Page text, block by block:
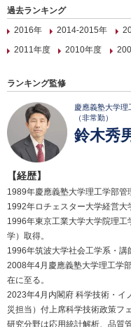
過去ランキング
2016年
2014-2015年
2011年度
2010年度
ランキング監修
慶應義塾大学理
（非常勤）
鈴木秀
【経歴】
1989年慶應義塾大学理工学部管
1992年ロチェスター大学経営大
1996年東京工業大学大学院理
学）取得。
1996年筑波大学社会工学系・講
2008年4月慶應義塾大学理工学
在に至る。
2023年4月内閣府 科学技術・イ
災担当）付上席科学技術政策フ
研究分野は応用統計解析、品質